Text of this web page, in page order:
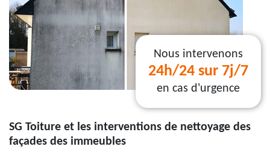
Nous intervenons
24h/24 sur 7j/7
en cas d'urgence
SG Toiture et les interventions de nettoyage des
façades des immeubles